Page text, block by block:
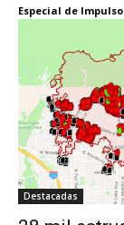
Especial de Impulso
Destacadas